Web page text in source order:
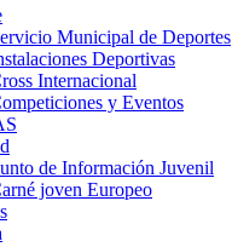
Municipal de Deportes
Deportivas
Internacional
y Eventos
de Información Juvenil
joven Europeo